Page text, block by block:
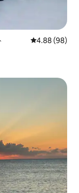
レビュー98件
4.88 (98)